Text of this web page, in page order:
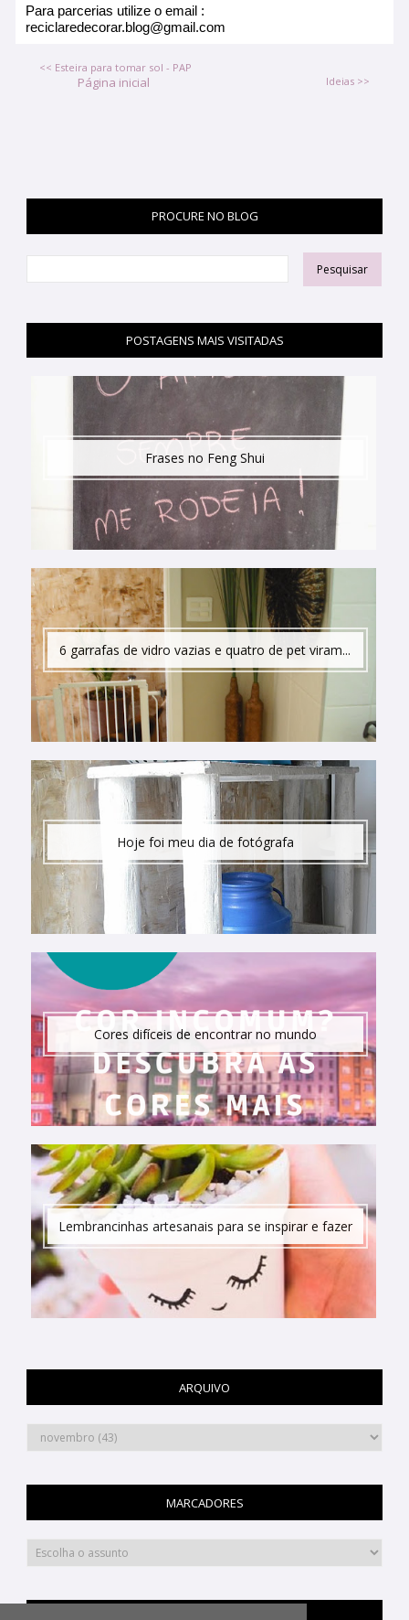
Para parcerias utilize o email :
reciclaredecorar.blog@gmail.com
<< Esteira para tomar sol - PAP
Ideias >>
Página inicial
PROCURE NO BLOG
POSTAGENS MAIS VISITADAS
Frases no Feng Shui
6 garrafas de vidro vazias e quatro de pet viram...
Hoje foi meu dia de fotógrafa
Cores difíceis de encontrar no mundo
Lembrancinhas artesanais para se inspirar e fazer
ARQUIVO
MARCADORES